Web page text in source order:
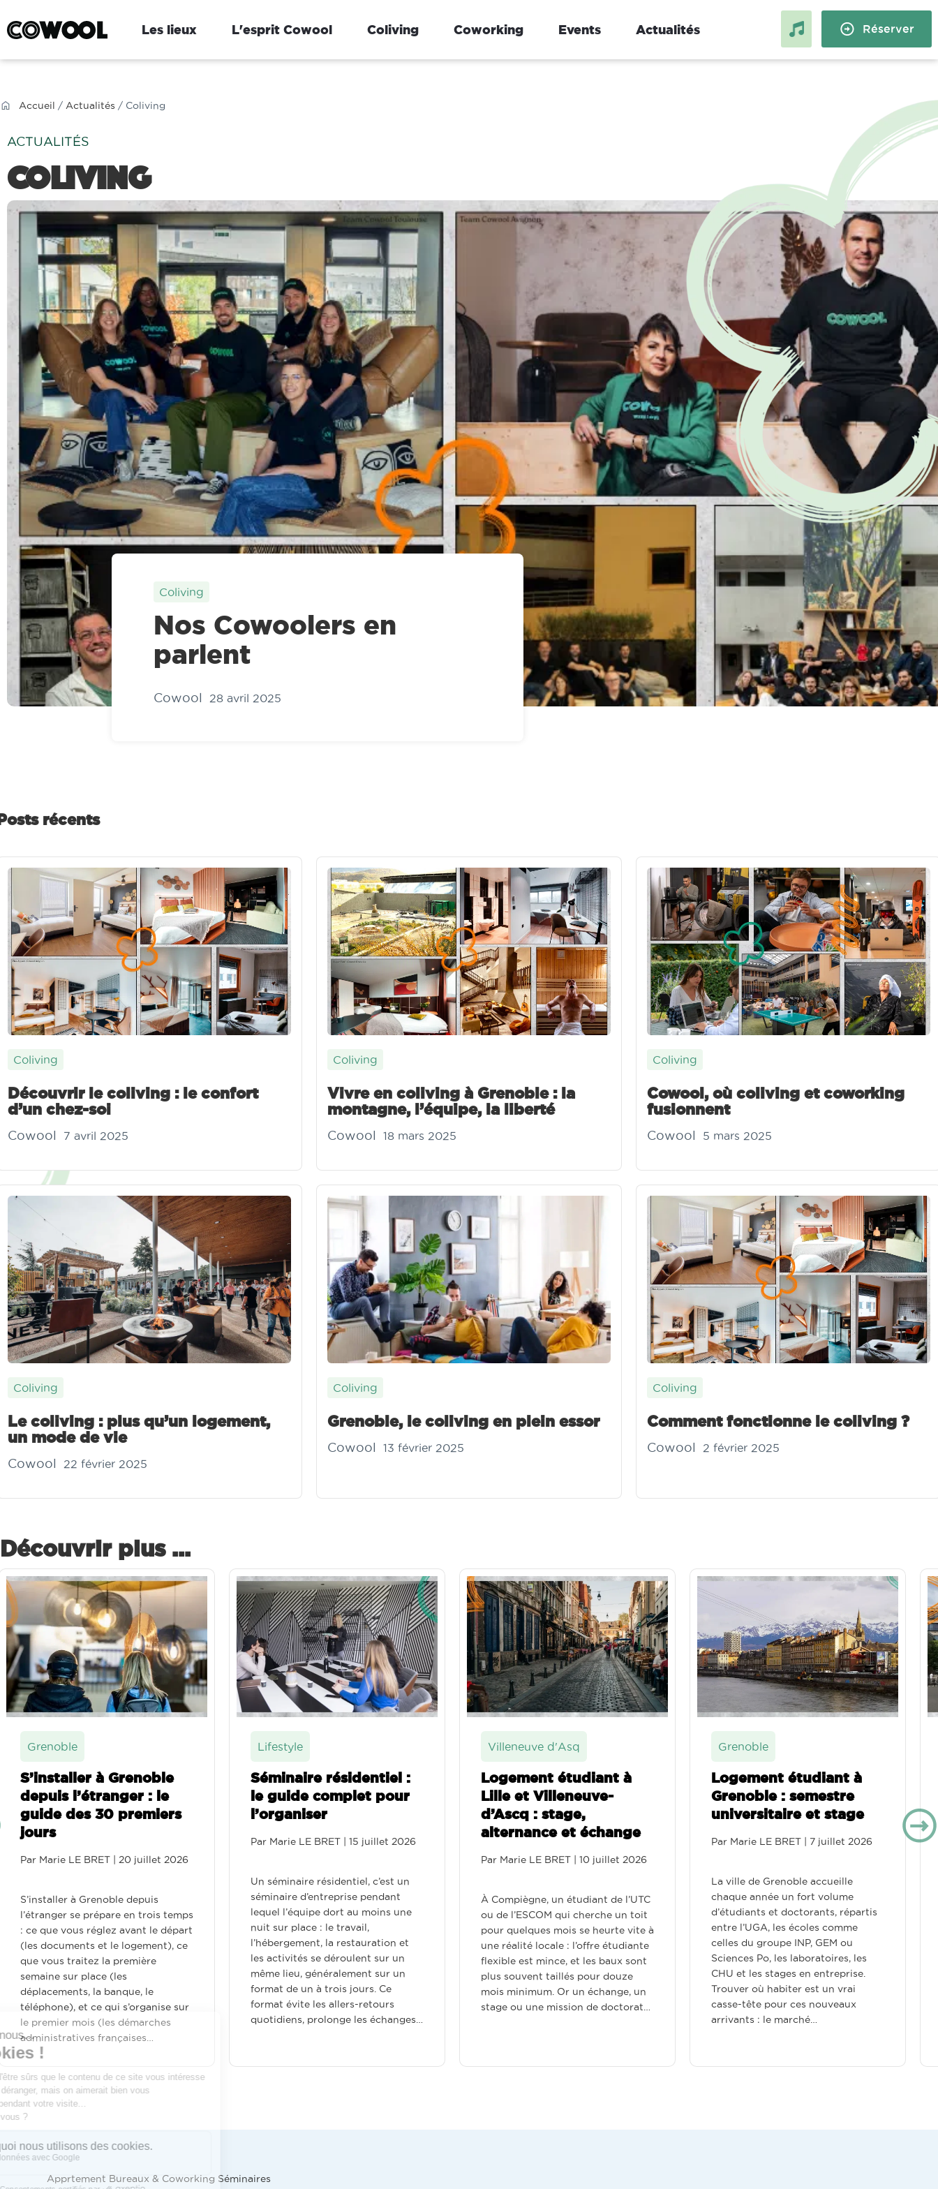
Les lieux L'esprit Cowool Coliving Coworking Events Actualités
Logement étudiant à
Compiègne : le rétroplanning de
l’été avant la rentrée
Compiègne
S’installer à Grenoble depuis
l’étranger : le guide des 30
premiers jours
Grenoble
Séminaire résidentiel : le guide
complet pour l’organiser
Réserver
Accueil / Actualités / Coliving
ACTUALITÉS
Coliving
Coliving
Nos Cowoolers en
parlent
Cowool 28 avril 2025
récents
Coliving
Découvrir le coliving : le confort
d’un chez-soi
Cowool 7 avril 2025
Coliving
Vivre en coliving à Grenoble : la
montagne, l’équipe, la liberté
Cowool 18 mars 2025
Coliving
Cowool, où coliving et coworking
fusionnent
Cowool 5 mars 2025
Coliving
Le coliving : plus qu’un logement,
un mode de vie
Cowool 22 février 2025
Coliving
Grenoble, le coliving en plein essor
Cowool 13 février 2025
Coliving
Comment fonctionne le coliving ?
Cowool 2 février 2025
Découvrir plus ...
: le
2026
trois temps
le départ
ce
le
sur
Séminaire résidentiel :
le guide complet pour
l’organiser
15 juillet 2026
Un séminaire résidentiel, c’est un
séminaire d’entreprise pendant
lequel l’équipe dort au moins une
nuit sur place : le travail,
l’hébergement, la restauration et
les activités se déroulent sur un
même lieu, généralement sur un
format de un à trois jours. Ce
format évite les allers-retours
quotidiens, prolonge les échanges…
Logement étudiant à
Lille et Villeneuve-
alternance et échange
10 juillet 2026
À Compiègne, un étudiant de l’UTC
ou de l’ESCOM qui cherche un toit
pour quelques mois se heurte vite à
une réalité locale : l’offre étudiante
flexible est mince, et les baux sont
plus souvent taillés pour douze
mois minimum. Or un échange, un
stage ou une mission de doctorat…
Logement étudiant à
Grenoble : semestre
universitaire et stage
ParMarie LE BRET 7 juillet 2026
La ville de Grenoble accueille
chaque année un fort volume
d’étudiants et doctorants, répartis
entre l’UGA, les écoles comme
celles du groupe INP, GEM ou
Sciences Po, les laboratoires, les
CHU et les stages en entreprise.
Trouver où habiter est un vrai
casse-tête pour ces nouveaux
Logement
Compiègne :
alternance et
ParMarie LE BRET |5
Se poser près de la Cité
Scientifique de Lille pour
un master à l’Université
une thèse ou un stage à
ou à l’IÉSEG par exemple
résoudre une équation
des étudiants : des
locatifs d’un an pour des
qui ne durent…
Apprtement Bureaux & Coworking Séminaires